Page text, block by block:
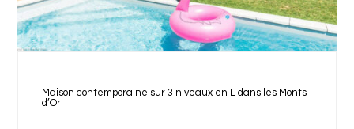
Maison contemporaine sur 3 niveaux en L dans les Monts
d’Or